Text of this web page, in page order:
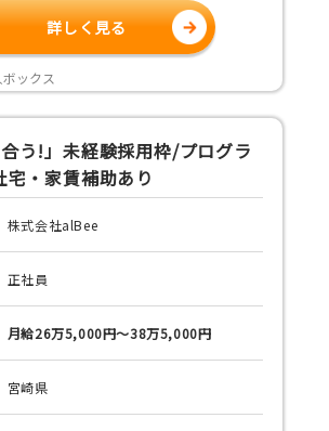
詳しく見る
ックス
合う!」未経験採用枠/プログラ
・家賃補助あり
株式会社alBee
正社員
月給26万5,000円～38万5,000円
宮崎県